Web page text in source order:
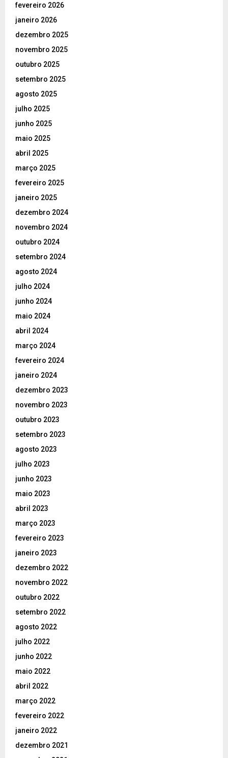
fevereiro 2026
janeiro 2026
dezembro 2025
novembro 2025
outubro 2025
setembro 2025
agosto 2025
julho 2025
junho 2025
maio 2025
abril 2025
março 2025
fevereiro 2025
janeiro 2025
dezembro 2024
novembro 2024
outubro 2024
setembro 2024
agosto 2024
julho 2024
junho 2024
maio 2024
abril 2024
março 2024
fevereiro 2024
janeiro 2024
dezembro 2023
novembro 2023
outubro 2023
setembro 2023
agosto 2023
julho 2023
junho 2023
maio 2023
abril 2023
março 2023
fevereiro 2023
janeiro 2023
dezembro 2022
novembro 2022
outubro 2022
setembro 2022
agosto 2022
julho 2022
junho 2022
maio 2022
abril 2022
março 2022
fevereiro 2022
janeiro 2022
dezembro 2021